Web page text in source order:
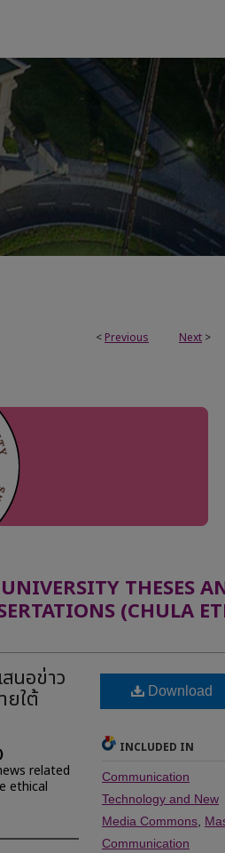
< Previous Next >
THESES
(CHULA
นอข่าว
ยใต้
related
ethical
Download
INCLUDED IN
Communication
Technology and New
Media Commons
Communication